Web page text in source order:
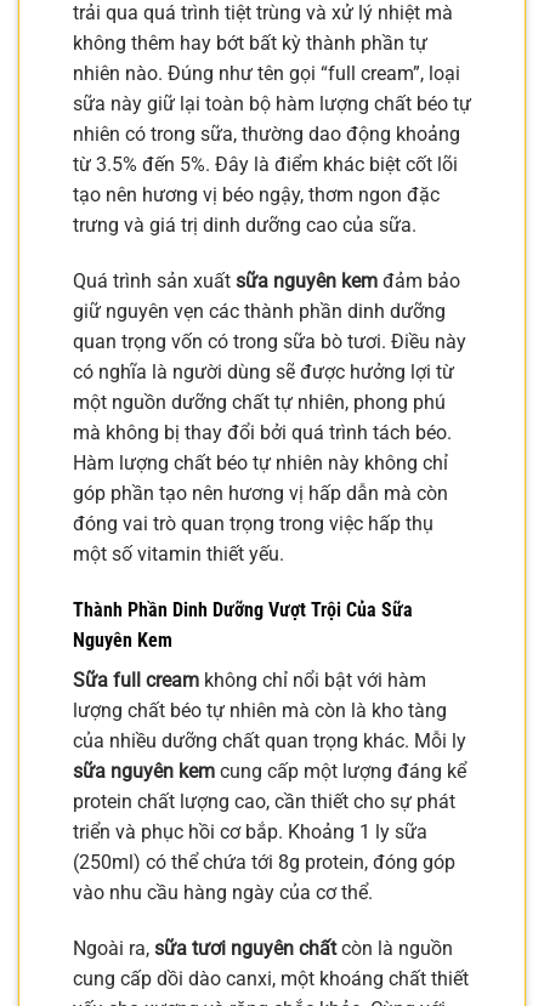
trải qua quá trình tiệt trùng và xử lý nhiệt mà
không thêm hay bớt bất kỳ thành phần tự
nhiên nào. Đúng như tên gọi “full cream”, loại
sữa này giữ lại toàn bộ hàm lượng chất béo tự
nhiên có trong sữa, thường dao động khoảng
từ 3.5% đến 5%. Đây là điểm khác biệt cốt lõi
tạo nên hương vị béo ngậy, thơm ngon đặc
trưng và giá trị dinh dưỡng cao của sữa.
Quá trình sản xuất sữa nguyên kem đảm bảo
giữ nguyên vẹn các thành phần dinh dưỡng
quan trọng vốn có trong sữa bò tươi. Điều này
có nghĩa là người dùng sẽ được hưởng lợi từ
một nguồn dưỡng chất tự nhiên, phong phú
mà không bị thay đổi bởi quá trình tách béo.
Hàm lượng chất béo tự nhiên này không chỉ
góp phần tạo nên hương vị hấp dẫn mà còn
đóng vai trò quan trọng trong việc hấp thụ
một số vitamin thiết yếu.
Thành Phần Dinh Dưỡng Vượt Trội Của Sữa
Nguyên Kem
Sữa full cream không chỉ nổi bật với hàm
lượng chất béo tự nhiên mà còn là kho tàng
của nhiều dưỡng chất quan trọng khác. Mỗi ly
sữa nguyên kem cung cấp một lượng đáng kể
protein chất lượng cao, cần thiết cho sự phát
triển và phục hồi cơ bắp. Khoảng 1 ly sữa
(250ml) có thể chứa tới 8g protein, đóng góp
vào nhu cầu hàng ngày của cơ thể.
Ngoài ra, sữa tươi nguyên chấtcòn là nguồn
cung cấp dồi dào canxi, một khoáng chất thiết